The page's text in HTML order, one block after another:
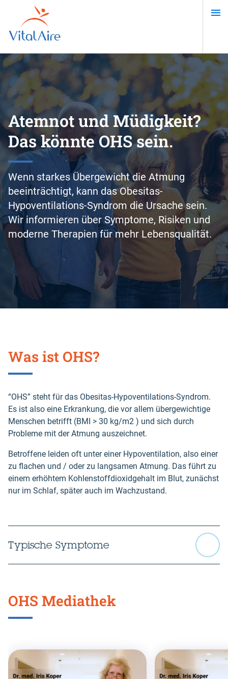
Inhalt
Atemnot und Müdigkeit?
Das könnte OHS sein.
Wenn starkes Übergewicht die Atmung
beeinträchtigt, kann das Obesitas-
Hypoventilations-Syndrom die Ursache sein.
Wir informieren über Symptome, Risiken und
moderne Therapien für mehr Lebensqualität.
Was ist OHS?
“OHS” steht für das Obesitas-Hypoventilations-Syndrom.
Es ist also eine Erkrankung, die vor allem übergewichtige
Menschen betrifft (BMI > 30 kg/m2 ) und sich durch
Probleme mit der Atmung auszeichnet.
Betroffene leiden oft unter einer Hypoventilation, also einer
zu flachen und / oder zu langsamen Atmung. Das führt zu
einem erhöhtem Kohlenstoffdioxidgehalt im Blut, zunächst
nur im Schlaf, später auch im Wachzustand.
Typische Symptome
OHS Mediathek